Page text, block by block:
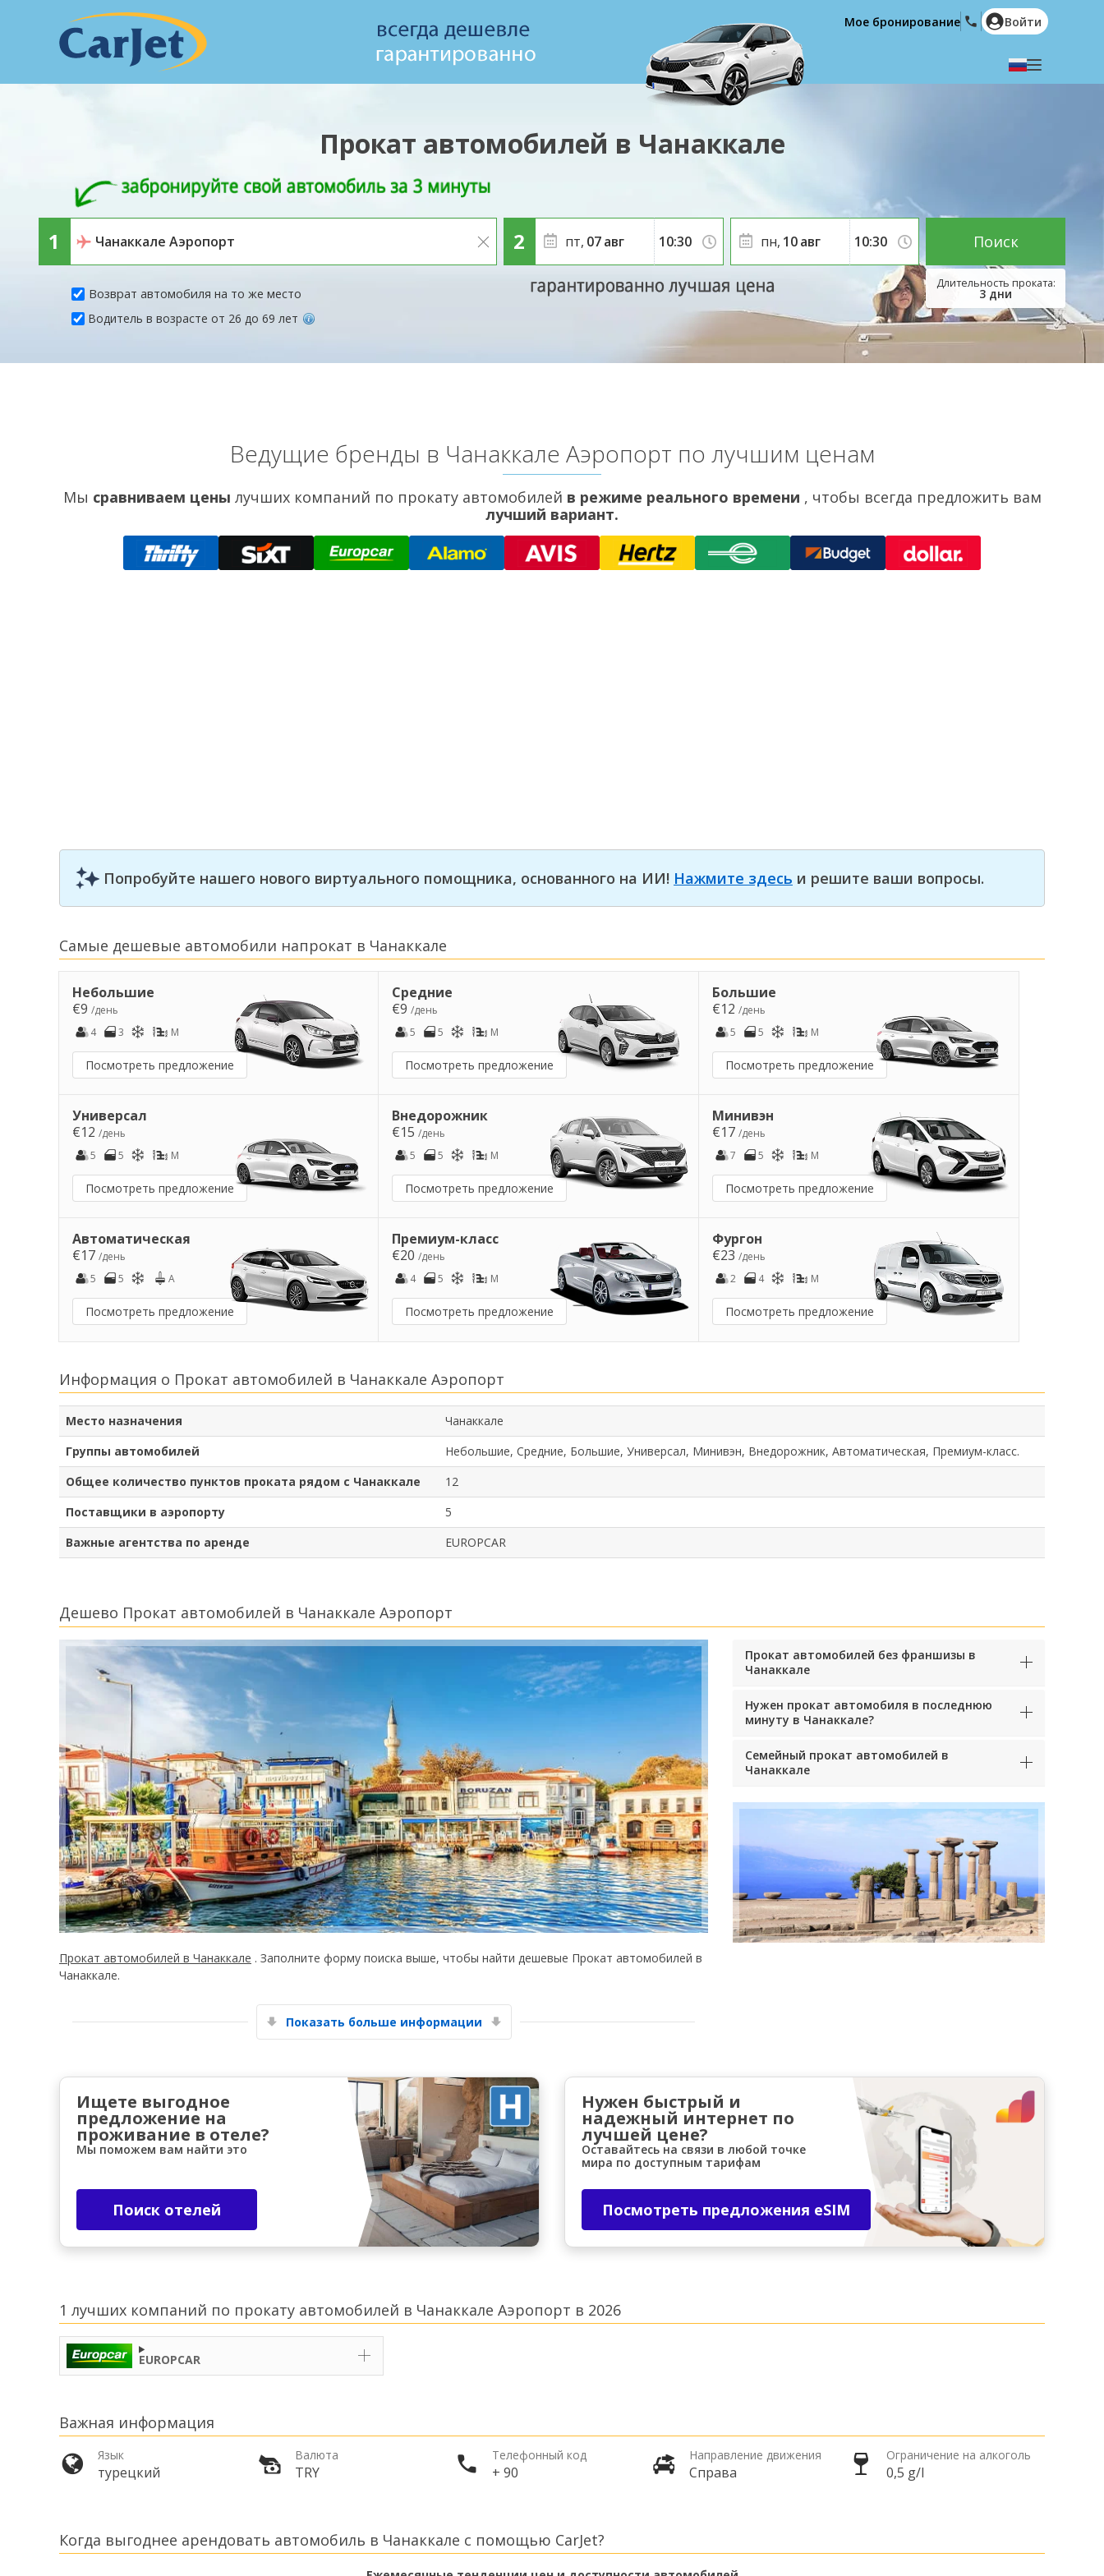
English (US)
Română
Ελληνικά
Hrvatski
العربية
Мое бронирование Войти
Прокат автомобилей в Чанаккале
Возврат автомобиля на то же место
пт, 07авг
3 дни
пн, 10авг
Водитель в возрасте от 26 до 69 лет
Поиск
Ведущие бренды в Чанаккале Аэропорт по лучшим ценам
Мы сравниваем цены лучших компаний по прокату автомобилей в режиме реального времени , чтобы всегда предложить вам
лучший вариант.
Попробуйте нашего нового виртуального помощника, основанного на ИИ! Нажмите здесь и решите ваши вопросы.
Самые дешевые автомобили напрокат в Чанаккале
Небольшие
€9 /день
4
3 M
Посмотреть предложение
Средние
€9/день
5
5 M
Посмотреть предложение
Большие
€12 /день
5
5 M
Посмотреть предложение
Универсал
€12 /день
5
5 M
Посмотреть предложение
Внедорожник
€15/день
5
5 M
Посмотреть предложение
Минивэн
€17 /день
7
5 M
Посмотреть предложение
Автоматическая
€17 /день
5
5 A
Посмотреть предложение
Премиум-класс
€20/день
4
5 M
Посмотреть предложение
Фургон
€23 /день
2
4 M
Посмотреть предложение
Информация о Прокат автомобилей в Чанаккале Аэропорт
Место назначения
Чанаккале
Группы автомобилей
Небольшие, Средние, Большие, Универсал, Минивэн, Внедорожник, Автоматическая, Премиум-класс.
Общее количество пунктов проката рядом с Чанаккале
12
Поставщики в аэропорту
5
Важные агентства по аренде
EUROPCAR
Дешево Прокат автомобилей в Чанаккале Аэропорт
Прокат автомобилей в Чанаккале . Заполните форму поиска выше, чтобы найти дешевые Прокат автомобилей в
Чанаккале.
Показать больше информации
Прокат автомобилей без франшизы в
Чанаккале
Нужен прокат автомобиля в последнюю
минуту в Чанаккале?
Семейный прокат автомобилей в
Чанаккале
Ищете выгодное
предложение на
проживание в отеле?
Мы поможем вам найти это
Поиск отелей
Нужен быстрый и
надежный интернет по
лучшей цене?
Оставайтесь на связи в любой точке
мира по доступным тарифам
Посмотреть предложения eSIM
1 лучших компаний по прокату автомобилей в Чанаккале Аэропорт в 2026
EUROPCAR
Важная информация
Язык
турецкий
Валюта
TRY
Телефонный код
+ 90
Направление движения
Справа
Ограничение на алкоголь
0,5 g/l
Когда выгоднее арендовать автомобиль в Чанаккале с помощью CarJet?
Получите доступ к эксклюзивным
предложениям партнёров
Войти с помощью eLink